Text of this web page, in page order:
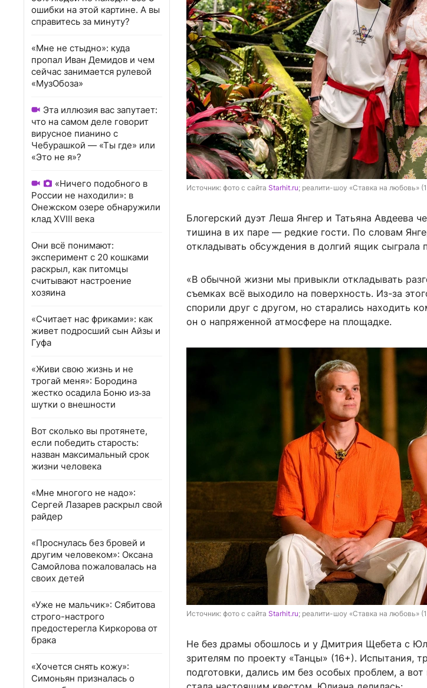
ошибки на этой картине. А вы
справитесь за минуту?
«Мне не стыдно»: куда
пропал Иван Демидов и чем
сейчас занимается рулевой
«МузОбоза»
Эта иллюзия вас запутает:
что на самом деле говорит
вирусное пианино с
Чебурашкой — «Ты где» или
«Это не я»?
«Ничего подобного в
России не находили»: в
Онежском озере обнаружили
клад XVIII века
Они всё понимают:
эксперимент с 20 кошками
раскрыл, как питомцы
считывают настроение
хозяина
«Считает нас фриками»: как
живет подросший сын Айзы и
Гуфа
«Живи свою жизнь и не
трогай меня»: Бородина
жестко осадила Боню из‑за
шутки о внешности
Вот сколько вы протянете,
если победить старость:
назван максимальный срок
жизни человека
«Мне многого не надо»:
Сергей Лазарев раскрыл свой
райдер
«Проснулась без бровей и
другим человеком»: Оксана
Самойлова пожаловалась на
своих детей
«Уже не мальчик»: Сябитова
строго-настрого
предостерегла Киркорова от
брака
«Хочется снять кожу»:
Симоньян призналась о
Источник: фото с сайта Starhit.ru; реалити-шоу «Ставка на любовь»
Блогерский дуэт Леша Янгер и Татьяна Авдеева
тишина в их паре — редкие гости. По словам
откладывать обсуждения в долгий ящик сыграла
«В обычной жизни мы привыкли откладывать
съемках всё выходило на поверхность. Из-за
спорили друг с другом, но старались находить
он о напряженной атмосфере на площадке.
Источник: фото с сайта Starhit.ru; реалити-шоу «Ставка на любовь»
Не без драмы обошлось и у Дмитрия Щебета с
зрителям по проекту «Танцы» (16+). Испытания,
подготовки, дались им без особых проблем, а